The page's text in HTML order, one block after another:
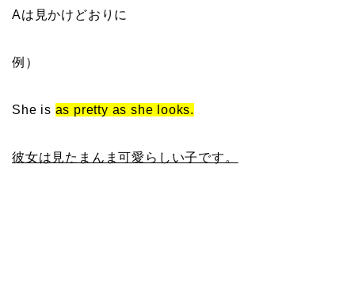
Aは見かけどおりに
例）
She is as pretty as she looks.
彼女は見たまんま可愛らしい子です。